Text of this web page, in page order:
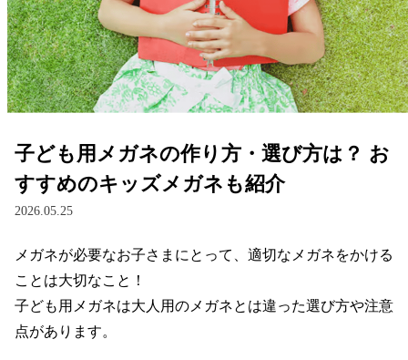
レンズ
サングラス
補聴器
グッズ・小物
ブランドを探す
子ども用メガネの作り方・選び方は？ お
すすめのキッズメガネも紹介
2026.05.25
メガネが必要なお子さまにとって、適切なメガネをかける
ことは大切なこと！
子ども用メガネは大人用のメガネとは違った選び方や注意
点があります。